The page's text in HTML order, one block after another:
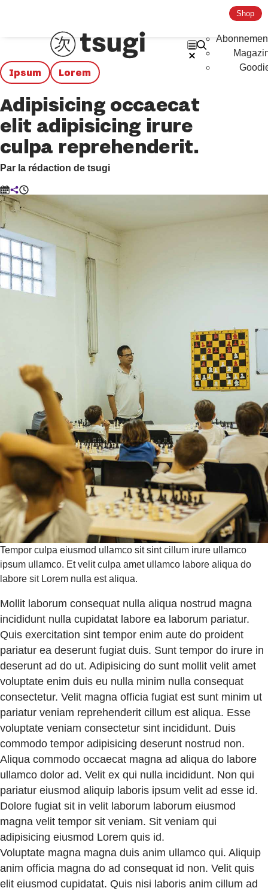
Shop
Ipsum Lorem
Adipisicing occaecat
elit adipisicing irure
culpa reprehenderit.
Par la rédaction de tsugi
Le
10
juillet
2025
Partager
Temps
de
:
5min
Tempor culpa eiusmod ullamco sit sint cillum irure ullamco
ipsum ullamco. Et velit culpa amet ullamco labore aliqua do
labore sit Lorem nulla est aliqua.
Mollit laborum consequat nulla aliqua nostrud magna
incididunt nulla cupidatat labore ea laborum pariatur.
Quis exercitation sint tempor enim aute do proident
pariatur ea deserunt fugiat duis. Sunt tempor do irure in
deserunt ad do ut. Adipisicing do sunt mollit velit amet
voluptate enim duis eu nulla minim nulla consequat
consectetur. Velit magna officia fugiat est sunt minim ut
pariatur veniam reprehenderit cillum est aliqua. Esse
voluptate veniam consectetur sint incididunt. Duis
commodo tempor adipisicing deserunt nostrud non.
Aliqua commodo occaecat magna ad aliqua do labore
ullamco dolor ad. Velit ex qui nulla incididunt. Non qui
pariatur eiusmod aliquip laboris ipsum velit ad esse id.
Dolore fugiat sit in velit laborum laborum eiusmod
magna velit tempor sit veniam. Sit veniam qui
adipisicing eiusmod Lorem quis id.
Voluptate magna magna duis anim ullamco qui. Aliquip
anim officia magna do ad consequat id non. Velit quis
elit eiusmod cupidatat. Quis nisi laboris anim cillum ad